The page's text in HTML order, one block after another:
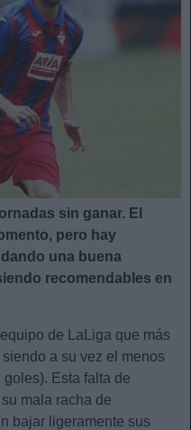
sin ganar. El
pero hay
una buena
recomendables en
de LaLiga que más
a su vez el menos
Esta falta de
mala racha de
bajar ligeramente sus